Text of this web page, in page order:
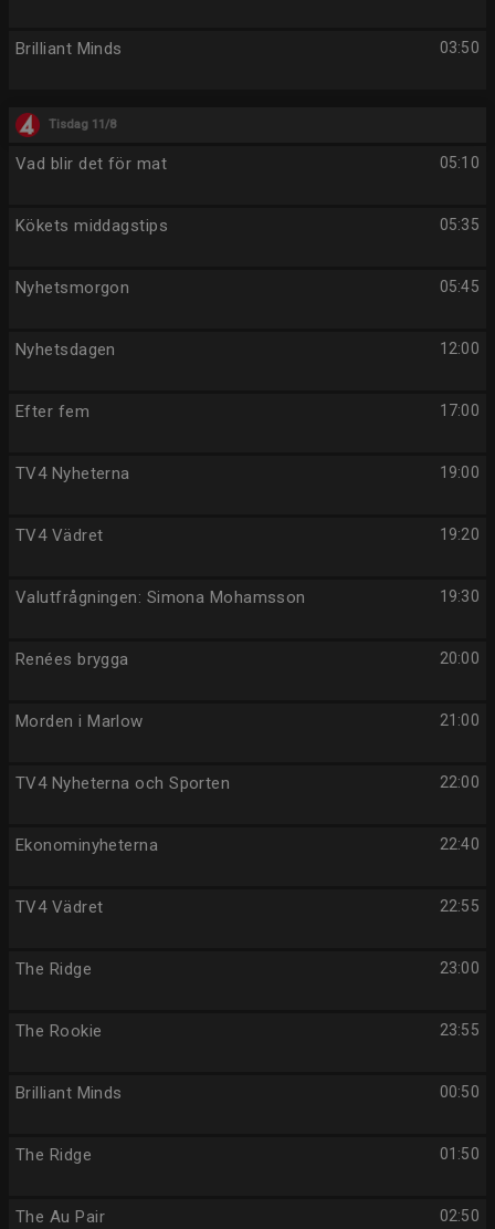
03:50
Brilliant Minds
Tisdag 11/8
05:10
Vad blir det för mat
05:35
Kökets middagstips
05:45
Nyhetsmorgon
12:00
Nyhetsdagen
17:00
Efter fem
19:00
TV4 Nyheterna
19:20
TV4 Vädret
19:30
Valutfrågningen: Simona Mohamsson
20:00
Renées brygga
21:00
Morden i Marlow
22:00
TV4 Nyheterna och Sporten
22:40
Ekonominyheterna
22:55
TV4 Vädret
23:00
The Ridge
23:55
The Rookie
00:50
Brilliant Minds
01:50
The Ridge
02:50
The Au Pair